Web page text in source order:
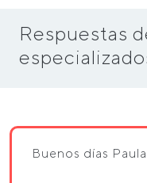
Respuestas
Buenos días Paula